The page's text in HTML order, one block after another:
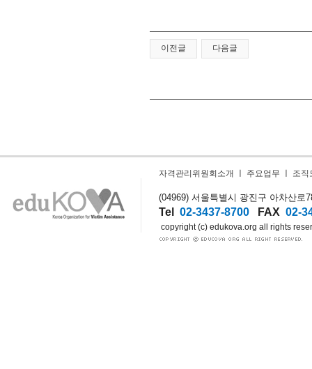
이전글 다음글
자격관리위원회소개 주요업무 조직
(04969) 서울특별시 광진구 아차산로
Tel 02-3437-8700 FAX 02-
copyright (c) edukova.org all rights